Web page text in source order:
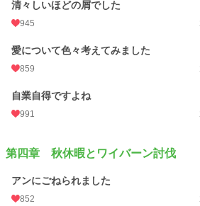
清々しいほどの屑でした
945
愛について色々考えてみました
859
自業自得ですよね
991
第四章 秋休暇とワイバーン討伐
アンにごねられました
852